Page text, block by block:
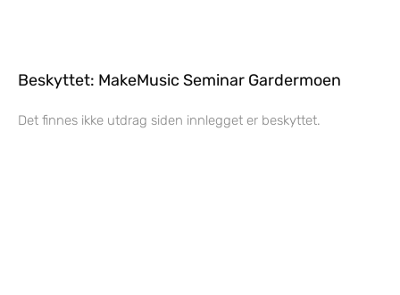
Beskyttet: MakeMusic Seminar Gardermoen
Det finnes ikke utdrag siden innlegget er beskyttet.